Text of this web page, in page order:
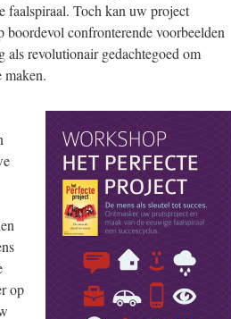
faalspiraal. Toch kan uw project
boordevol confronterende voorbeelden
als revolutionair gedachtegoed om
maken.
op